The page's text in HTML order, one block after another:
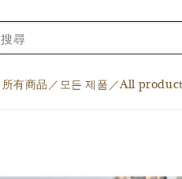
搜尋
所有商品／모든 제품／All